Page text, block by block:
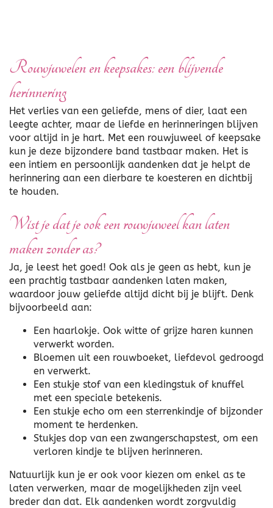
Rouwjuwelen en keepsakes: een blijvende
herinnering
Het verlies van een geliefde, mens of dier, laat een
leegte achter, maar de liefde en herinneringen blijven
voor altijd in je hart. Met een rouwjuweel of keepsake
kun je deze bijzondere band tastbaar maken. Het is
een intiem en persoonlijk aandenken dat je helpt de
herinnering aan een dierbare te koesteren en dichtbij
te houden.
Wist je dat je ook een rouwjuweel kan laten
maken zonder as?
Ja, je leest het goed! Ook als je geen as hebt, kun je
een prachtig tastbaar aandenken laten maken,
waardoor jouw geliefde altijd dicht bij je blijft. Denk
bijvoorbeeld aan:
Een haarlokje. Ook witte of grijze haren kunnen
verwerkt worden.
Bloemen uit een rouwboeket, liefdevol gedroogd
en verwerkt.
Een stukje stof van een kledingstuk of knuffel
met een speciale betekenis.
Een stukje echo om een sterrenkindje of bijzonder
moment te herdenken.
Stukjes dop van een zwangerschapstest, om een
verloren kindje te blijven herinneren.
Natuurlijk kun je er ook voor kiezen om enkel as te
laten verwerken, maar de mogelijkheden zijn veel
breder dan dat. Elk aandenken wordt zorgvuldig